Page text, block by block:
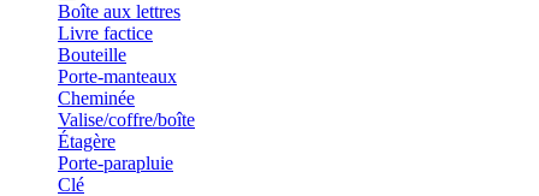
Boîte aux lettres
Livre factice
Bouteille
Porte-manteaux
Cheminée
Valise/coffre/boîte
Étagère
Porte-parapluie
Clé